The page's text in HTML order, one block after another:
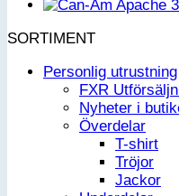
SORTIMENT
Personlig utrustning
FXR
Nyheter i
Överdelar
T-shirt
Tröjor
Jackor